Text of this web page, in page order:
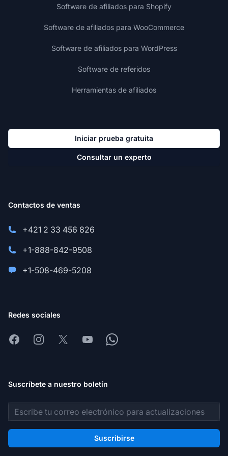
Software de afiliados para Shopify
Software de afiliados para WooCommerce
Software de afiliados para WordPress
Software de referidos
Herramientas de afiliados
Iniciar prueba gratuita
Consultar un experto
Contactos de ventas
+421 2 33 456 826
+1-888-842-9508
+1-508-469-5208
Redes sociales
FacebookInstagram
X YoutubeWhatsapp
Suscríbete a nuestro boletín
Dirección de correo electrónico
Suscribirse